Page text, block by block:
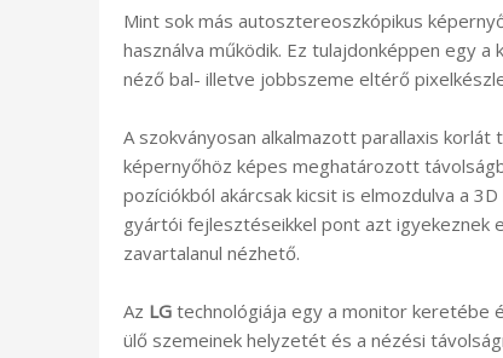
Mint sok más autosztereoszkópikus
használva működik. Ez tulajdonképpen egy
néző bal- illetve jobbszeme eltérő
A szokványosan alkalmazott parallaxis
képernyőhöz képes meghatározott
pozíciókból akárcsak kicsit is elmozdulva a
gyártói fejlesztéseikkel pont azt igyekeznek
zavartalanul nézhető.
Az LG technológiája egy a monitor
ülő szemeinek helyzetét és a nézési